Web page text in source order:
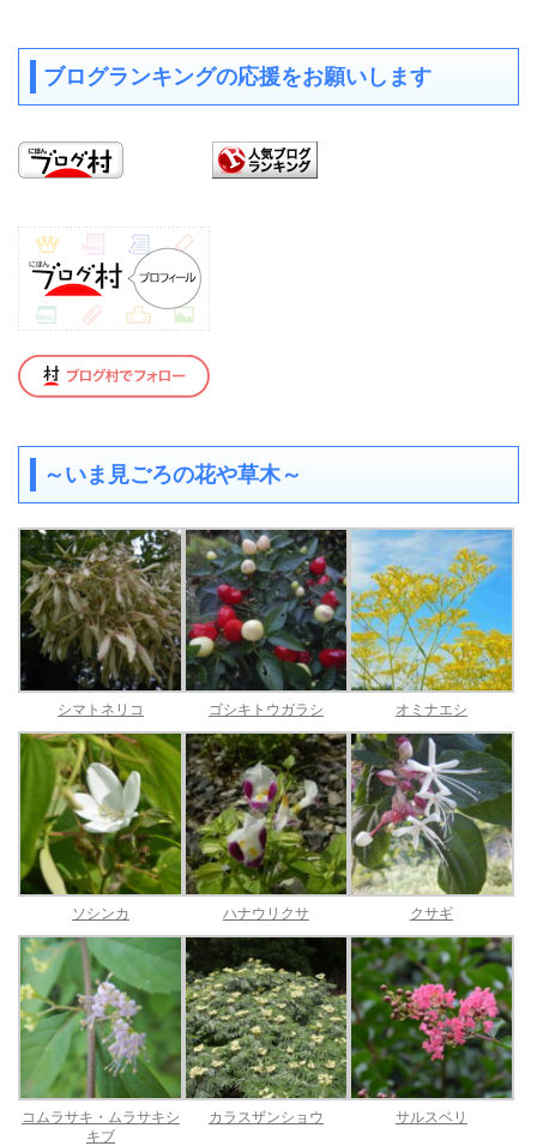
ブログランキングの応援をお願いします
～いま見ごろの花や草木～
シマトネリコ ゴシキトウガラシ オミナエシ
ソシンカ ハナウリクサ クサギ
コムラサキ・ムラサキシ
キブ
カラスザンショウ サルスベリ